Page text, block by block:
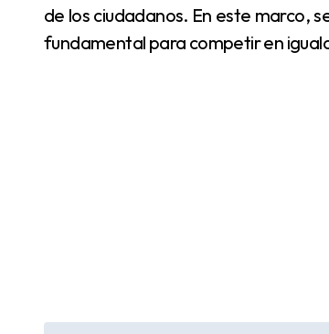
de los ciudadanos. En este marco,
fundamental para competir en